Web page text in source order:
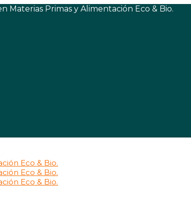
Materias Primas y Alimentación Eco & Bio.